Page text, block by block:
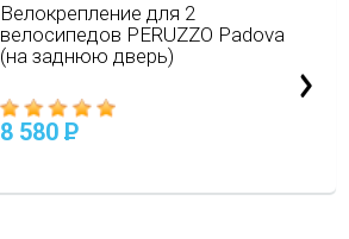
Велокрепление для 2
велосипедов PERUZZO Padova
(на заднюю дверь)
8 580 P